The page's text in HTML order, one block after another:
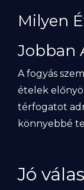
Milyen
Jobban
A fogyás
ételek
térfogatot
könnyebbé
Jó